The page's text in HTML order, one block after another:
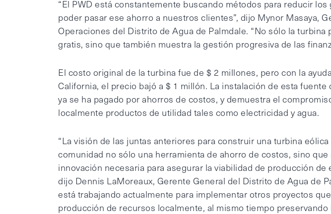
“El PWD está constantemente buscando métodos para reducir
poder pasar ese ahorro a nuestros clientes”, dijo Mynor Masaya,
Operaciones del Distrito de Agua de Palmdale. “No sólo la turbina
gratis, sino que también muestra la gestión progresiva de las
El costo original de la turbina fue de $ 2 millones, pero con la
California, el precio bajó a $ 1 millón. La instalación de esta fuente
ya se ha pagado por ahorros de costos, y demuestra el
localmente productos de utilidad tales como electricidad y agua.
“La visión de las juntas anteriores para construir una turbina
comunidad no sólo una herramienta de ahorro de costos, sino
innovación necesaria para asegurar la viabilidad de producción de
dijo Dennis LaMoreaux, Gerente General del Distrito de Agua de
está trabajando actualmente para implementar otros proyectos
producción de recursos localmente, al mismo tiempo preservando